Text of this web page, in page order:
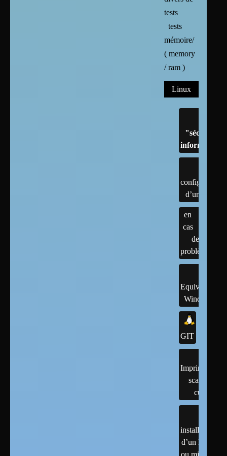
tests
tests
mémoire/
( memory
/ ram )
Linux
"sécurité"
informatique
configuration
d’un linux
en
cas
de
problème
Equivalents
Windows
GIT
Imprimantes,
scanner,
cups
installation
d’un linux
ou mises à